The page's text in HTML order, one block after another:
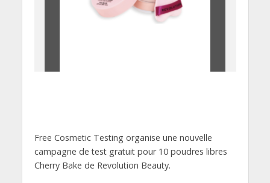
Free Cosmetic Testing organise une nouvelle
campagne de test gratuit pour 10 poudres libres
Cherry Bake de Revolution Beauty.